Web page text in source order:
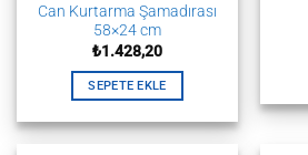
Can Kurtarma Şamadırası
58×24 cm
₺1.428,20
SEPETE EKLE